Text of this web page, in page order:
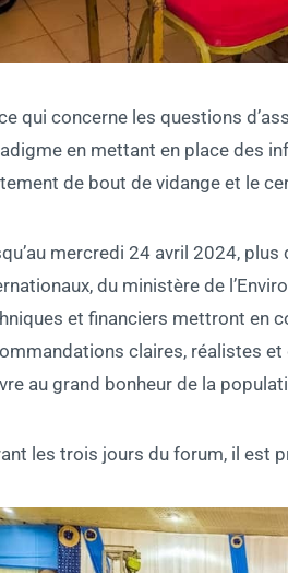
qui concerne les questions
en mettant en place des
de bout de vidange et le
mercredi 24 avril 2024,
du ministère de
et financiers mettront en
claires, réalistes
au grand bonheur de la
les trois jours du forum, il est